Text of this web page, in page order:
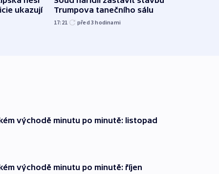
ukazují
Trumpova tanečního sálu
17:21 před 3hodinami
východě minutu po minutě: listopad
východě minutu po minutě: říjen